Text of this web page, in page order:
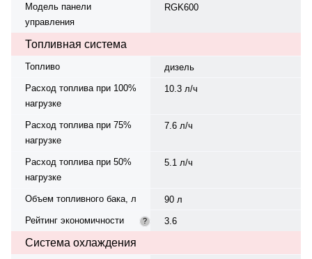
Модель панели
управления
RGK600
Топливная система
Топливо
дизель
Расход топлива при 100%
нагрузке
10.3 л/ч
Расход топлива при 75%
нагрузке
7.6 л/ч
Расход топлива при 50%
нагрузке
5.1 л/ч
Объем топливного бака, л
90 л
Рейтинг экономичности
? 3.6
Система охлаждения